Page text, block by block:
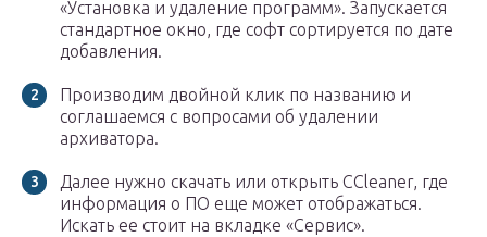
«Установка и удаление программ». Запускается
стандартное окно, где софт сортируется по дате
добавления.
Производим двойной клик по названию и
соглашаемся с вопросами об удалении
архиватора.
Далее нужно скачать или открыть CCleaner, где
информация о ПО еще может отображаться.
Искать ее стоит на вкладке «Сервис».